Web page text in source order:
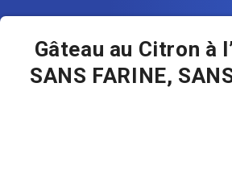
Gâteau au Citron à
SANS FARINE,